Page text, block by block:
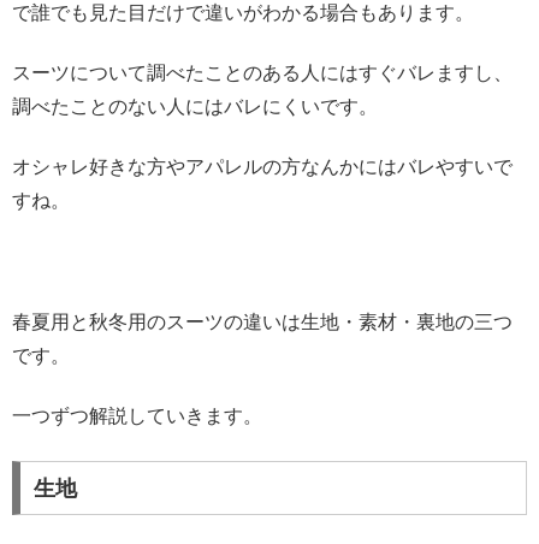
で誰でも見た目だけで違いがわかる場合もあります。
スーツについて調べたことのある人にはすぐバレますし、
調べたことのない人にはバレにくいです。
オシャレ好きな方やアパレルの方なんかにはバレやすいで
すね。
春夏用と秋冬用のスーツの違いは生地・素材・裏地の三つ
です。
一つずつ解説していきます。
生地